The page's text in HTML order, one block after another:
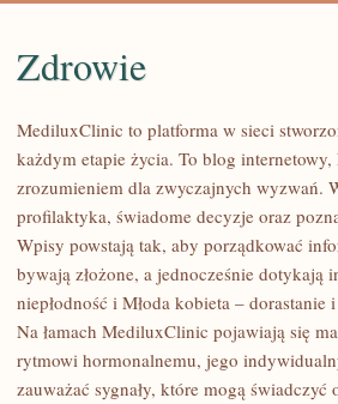
ZDROWIE
Zdrowie
MediluxClinic to platforma w sieci
każdym etapie życia. To blog
zrozumieniem dla zwyczajnych wyzwań.
profilaktyka, świadome decyzje oraz
Wpisy powstają tak, aby porządkować
bywają złożone, a jednocześnie dotykają
niepłodność i Młoda kobieta –
Na łamach MediluxClinic pojawiają się
rytmowi hormonalnemu, jego
zauważać sygnały, które mogą